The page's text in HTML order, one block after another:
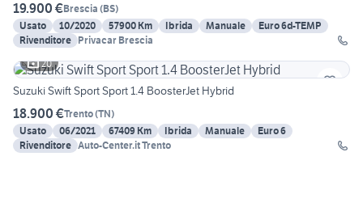
19.900 €Brescia (BS)
Usato
10/2020 57900 Km Ibrida Manuale
Euro 6d-TEMP
Rivenditore Privacar Brescia
20
Suzuki Swift Sport Sport 1.4 BoosterJet Hybrid
18.900 €Trento(TN)
Usato
06/2021 67409 Km Ibrida Manuale
Euro 6
Rivenditore Auto-Center.it Trento